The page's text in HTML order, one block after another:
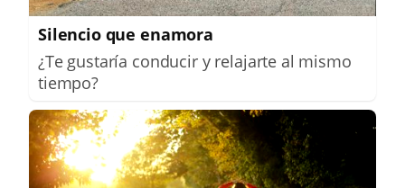
Silencio que enamora
¿Te gustaría conducir y relajarte al mismo
tiempo?